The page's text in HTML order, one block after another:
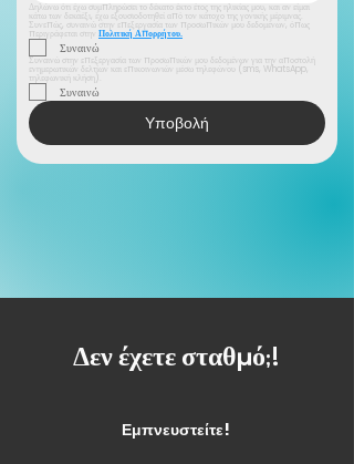
Δηλώνω ότι έχω συμπληρώσει το δέκατο έκτο έτος της ηλικίας μου, και αν είμαι
κάτω των δεκαέξι, έχω εξουσιοδοτηθεί από τον κάτοχο της γονικής μέριμνας.
Συνεπώς, συναινώ στην επεξεργασία των προσωπικών μου δεδομένων, όπως
περιγράφεται στην Πολιτική Απορρήτου.
Συναινώ
Συναινώ στην επεξεργασία των προσωπικών μου δεδομένων για την αποστολή
ενημερωτικών δελτίων και επικοινωνιών μέσω τηλεφώνου (sms, WhatsApp,
τηλεφωνική κλήση).
Συναινώ
Υποβολή
Δεν έχετε σταθμό;!
Εμπνευστείτε!